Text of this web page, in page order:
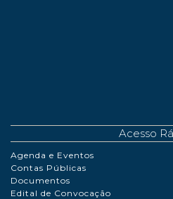
Acesso
Agenda e Eventos
Contas Públicas
Documentos
Edital de Convocação